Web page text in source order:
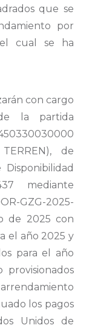
que se
por
el cual se ha
con cargo
la partida
de
mediante
GZG-2025-
de 2025 con
el año 2025 y
para el año
los pagos
Unidos de